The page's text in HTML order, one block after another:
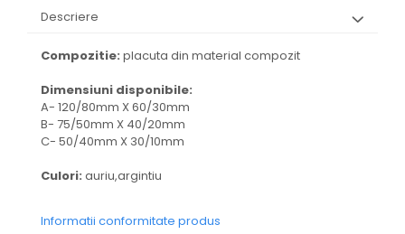
Descriere
Compozitie: placuta din material compozit
Dimensiuni disponibile:
A- 120/80mm X 60/30mm
B- 75/50mm X 40/20mm
C- 50/40mm X 30/10mm
Culori: auriu,argintiu
Informatii conformitate produs